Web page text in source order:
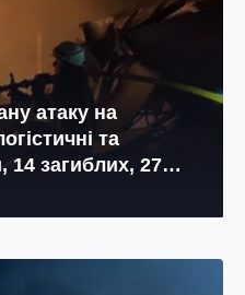
атаку на
та
14 загиблих, 27